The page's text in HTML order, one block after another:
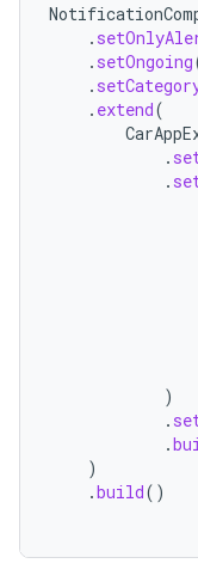
.
. setOngoing
.
. extend(
.
.
)
.
.
)
.build()